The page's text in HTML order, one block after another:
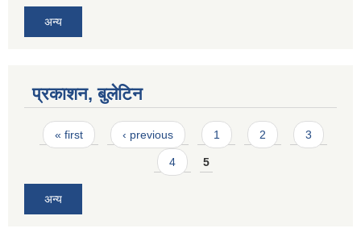
अन्य
प्रकाशन, बुलेटिन
Pages
« first ‹ previous 1 2 3
4 5
अन्य